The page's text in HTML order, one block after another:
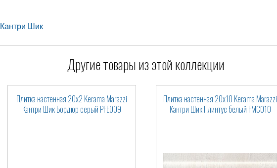
Кантри Шик
Другие товары из этой коллекции
Плитка настенная 20x2 Kerama Marazzi
Кантри Шик Бордюр серый PFE009
Плитка настенная 20x10 Kerama Marazzi
Кантри Шик Плинтус белый FMC010